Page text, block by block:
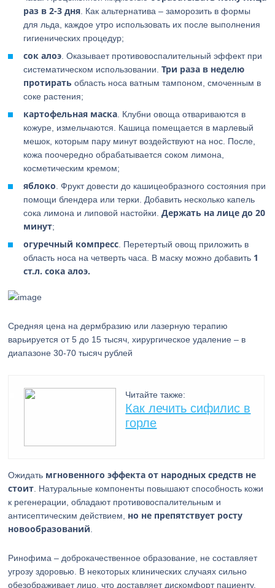
раз в 2-3 дня . Как альтернатива – заморозить в формы
для льда, каждое утро использовать их после выполнения
гигиенических процедур;
сок алоэ . Оказывает противовоспалительный эффект при
систематическом использовании.Три раза в неделю
протирать область носа ватным тампоном, смоченным в
соке растения;
картофельная маска . Клубни овоща отвариваются в
кожуре, измельчаются. Кашица помещается в марлевый
мешок, которым пару минут воздействуют на нос. После,
кожа поочередно обрабатывается соком лимона,
косметическим кремом;
яблоко . Фрукт довести до кашицеобразного состояния при
помощи блендера или терки. Добавить несколько капель
сока лимона и липовой настойки.Держать на лице до 20
минут;
огуречный компресс . Перетертый овощ приложить в
область носа на четверть часа. В маску можно добавить 1
ст.л. сока алоэ.
Средняя цена на дермбразию или лазерную терапию
варьируется от 5 до 15 тысяч, хирургическое удаление – в
диапазоне 30-70 тысяч рублей
Читайте также:
Как лечить сифилис в
горле
Ожидать мгновенного эффекта от народных средств не
стоит . Натуральные компоненты повышают способность кожи
к регенерации, обладают противовоспалительным и
антисептическим действием, но не препятствует росту
новообразований
Ринофима – доброкачественное образование, не составляет
угрозу здоровью. В некоторых клинических случаях сильно
обезображивает лицо, что доставляет дискомфорт пациенту,